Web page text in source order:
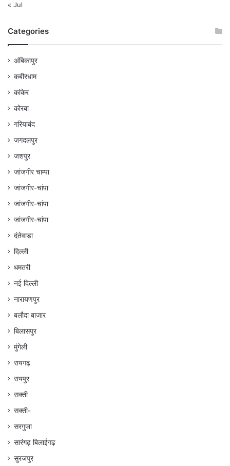
« Jul
Categories
अंबिकापुर
कबीरधाम
कांकेर
कोरबा
गरियाबंद
जगदलपुर
जशपुर
जांजगीर चाम्पा
जांजगीर-चांपा
जांजगीर-चांपा
जांजगीर-चांपा
दंतेवाड़ा
दिल्ली
धमतरी
नई दिल्ली
नारायणपुर
बलौदा बाजार
बिलासपुर
मुंगेली
रायगढ़
रायपुर
सक्ती
सक्ती-
सरगुजा
सारंगढ़ बिलाईगढ़
सुरजपुर